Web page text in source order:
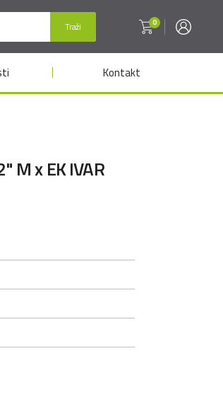
Traži 0
Kontakt
M x EK IVAR